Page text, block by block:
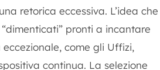
retorica eccessiva. L’idea che
pronti a incantare
come gli Uffizi,
continua. La selezione